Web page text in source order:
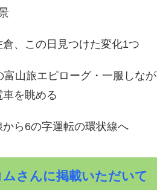
、この日見つけた変化1つ
富山旅エピローグ・一服しなが
車を眺める
から6の字運転の環状線へ
ムさんに掲載いただいて